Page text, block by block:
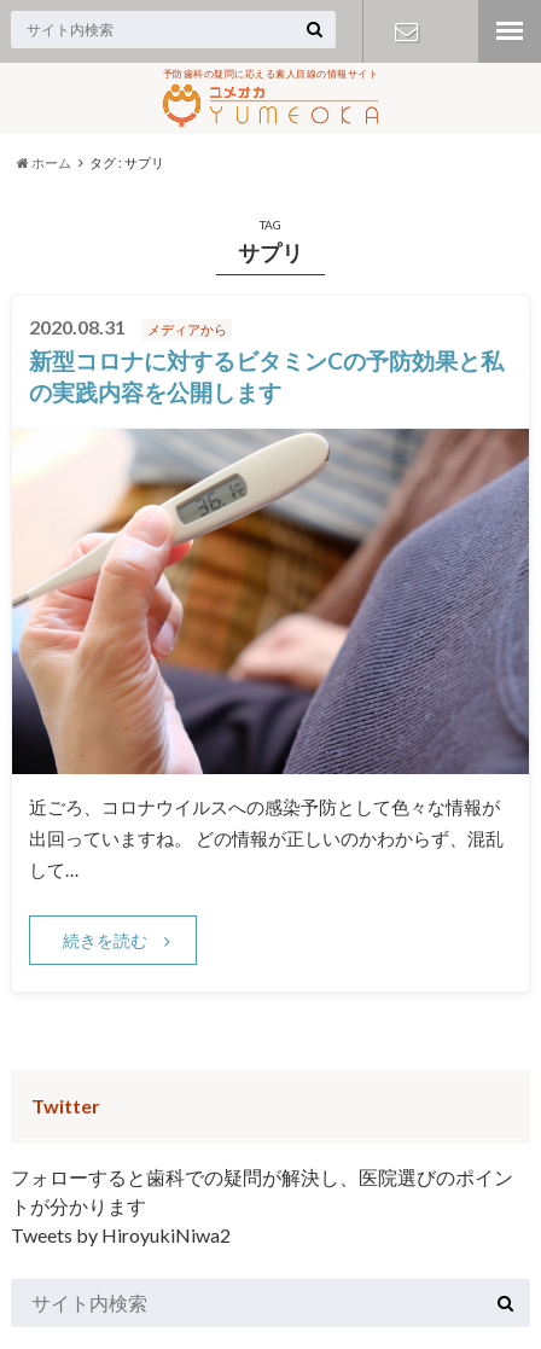
予防歯科の疑問に応える素人目線の情報サイト
ホーム タグ : サプリ
TAG
サプリ
2020.08.31 メディアから
新型コロナに対するビタミンCの予防効果と私
の実践内容を公開します
近ごろ、コロナウイルスへの感染予防として色々な情報が
出回っていますね。 どの情報が正しいのかわからず、混乱
して…
続きを読む
Twitter
フォローすると歯科での疑問が解決し、医院選びのポイン
トが分かります
Tweets by HiroyukiNiwa2